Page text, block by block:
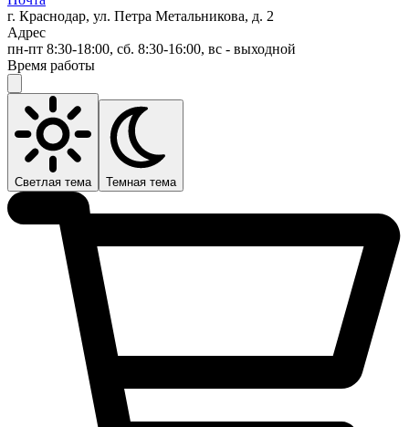
г. Краснодар, ул. Петра Метальникова, д. 2
Адрес
пн-пт 8:30-18:00, сб. 8:30-16:00, вс - выходной
Время работы
Светлая тема Темная тема